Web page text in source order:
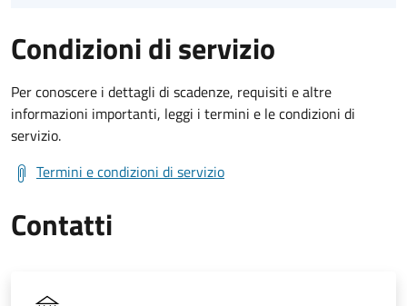
Condizioni di servizio
Per conoscere i dettagli di scadenze, requisiti e altre
informazioni importanti, leggi i termini e le condizioni di
servizio.
Termini e condizioni di servizio
Contatti